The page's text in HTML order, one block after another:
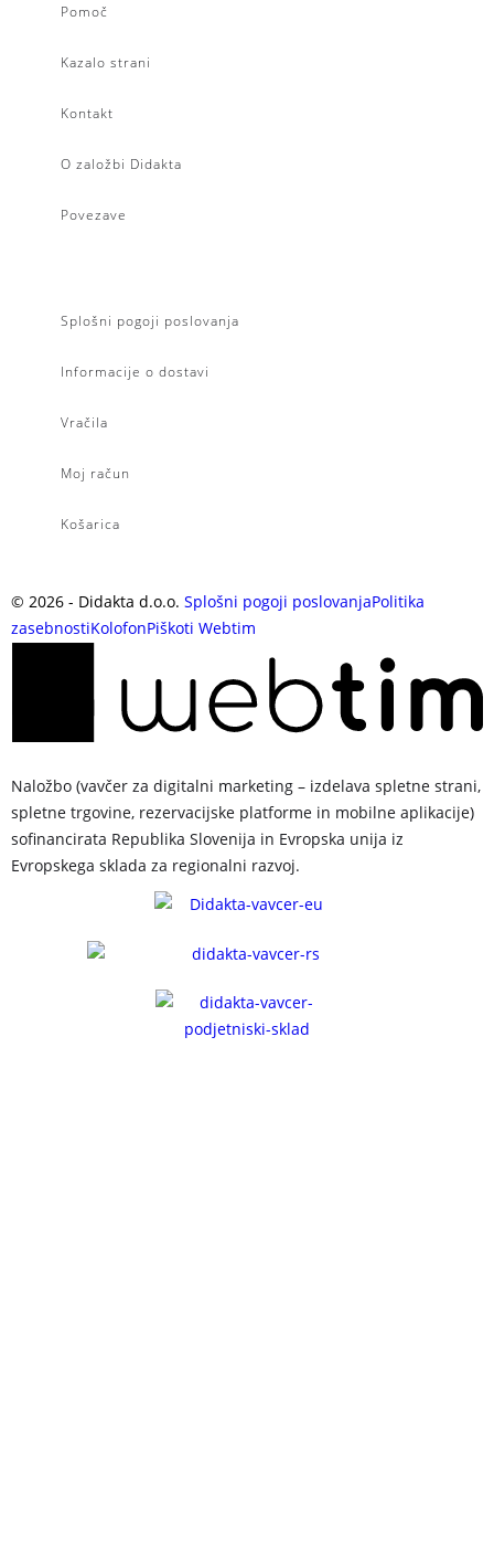
Pomoč
Kazalo strani
Kontakt
O založbi Didakta
Povezave
Splošni pogoji poslovanja
Informacije o dostavi
Vračila
Moj račun
Košarica
© 2026 - Didakta d.o.o. Splošni pogoji poslovanjaPolitika
zasebnostiKolofonPiškoti Webtim
Naložbo (vavčer za digitalni marketing – izdelava spletne strani,
spletne trgovine, rezervacijske platforme in mobilne aplikacije)
sofinancirata Republika Slovenija in Evropska unija iz
Evropskega sklada za regionalni razvoj.